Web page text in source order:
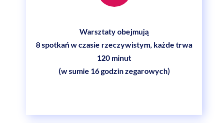
label
Warsztatyobejmują
8 spotkań w czasie rzeczywistym, każde trwa
120 minut
(w sumie 16 godzin zegarowych)